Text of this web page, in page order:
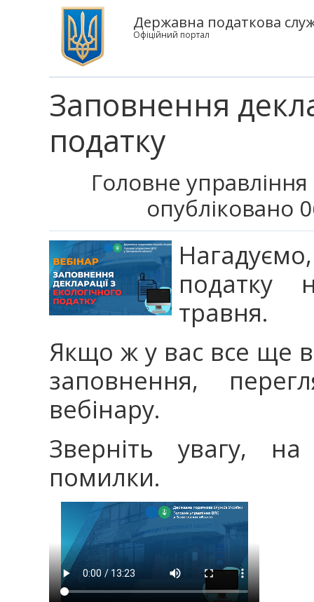
Державна податкова
Офіційний портал
Заповнення
податку
Головне управління
опубліковано
податку
травня.
Якщо ж у вас все ще
заповнення,
вебінару.
Зверніть увагу,
помилки.